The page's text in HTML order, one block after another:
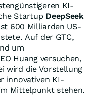
KI-
Startup DeepSeek
600 Milliarden US-
Auf der GTC,
um
Huang versuchen,
wird die Vorstellung
innovativen KI-
Mittelpunkt stehen.